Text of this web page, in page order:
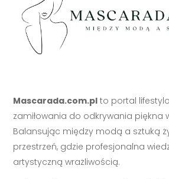
Mascarada.com.pl to portal
zamiłowania do odkrywania piękna
Balansując między modą a sztuką
przestrzeń, gdzie profesjonalna
artystyczną wrażliwością.